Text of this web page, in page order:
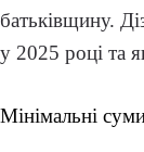
батьківщину.
у 2025 році та
Мінімальні